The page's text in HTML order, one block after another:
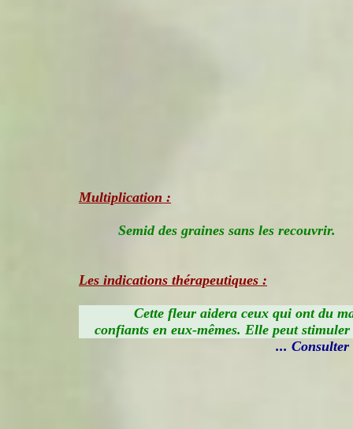
Multiplication :
Semid des graines sans les recouvrir.
Les indications thérapeutiques :
Cette fleur aidera ceux qui ont du
confiants en eux-mêmes. Elle peut stimuler
...